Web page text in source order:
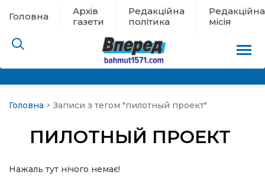
Головна
Архів
газети
Редакційна
політика
Редакційна
місія
евакуації
Головна Записи з тегом "пилотный проект"
ПИЛОТНЫЙ ПРОЕКТ
Нажаль тут нічого немає!